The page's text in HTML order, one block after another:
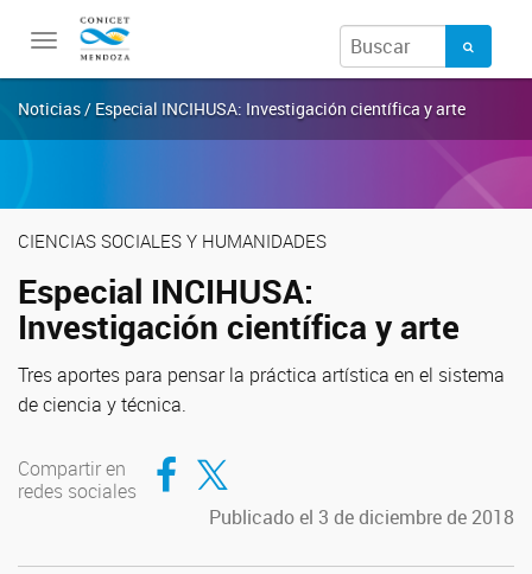
Toggle
navigation
Noticias / Especial INCIHUSA: Investigación científica y arte
CIENCIAS SOCIALES Y HUMANIDADES
Especial INCIHUSA:
Investigación científica y arte
Tres aportes para pensar la práctica artística en el sistema
de ciencia y técnica.
Compartir en
redes sociales
Compartir en Facebook
Compartir en Twitter
Publicado el 3 de diciembre de 2018